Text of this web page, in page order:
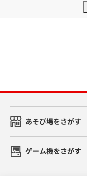
あそび場をさがす
ゲーム機をさがす